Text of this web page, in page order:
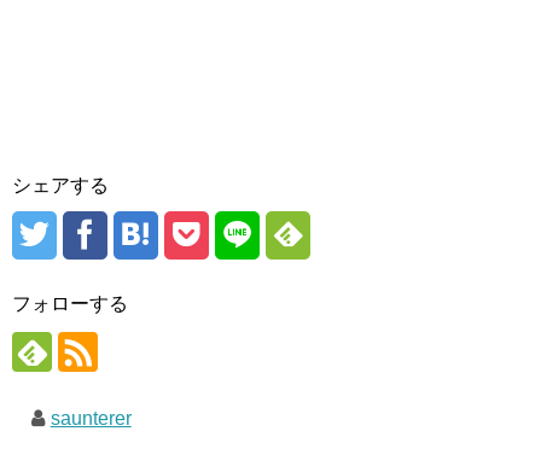
シェアする
フォローする
saunterer